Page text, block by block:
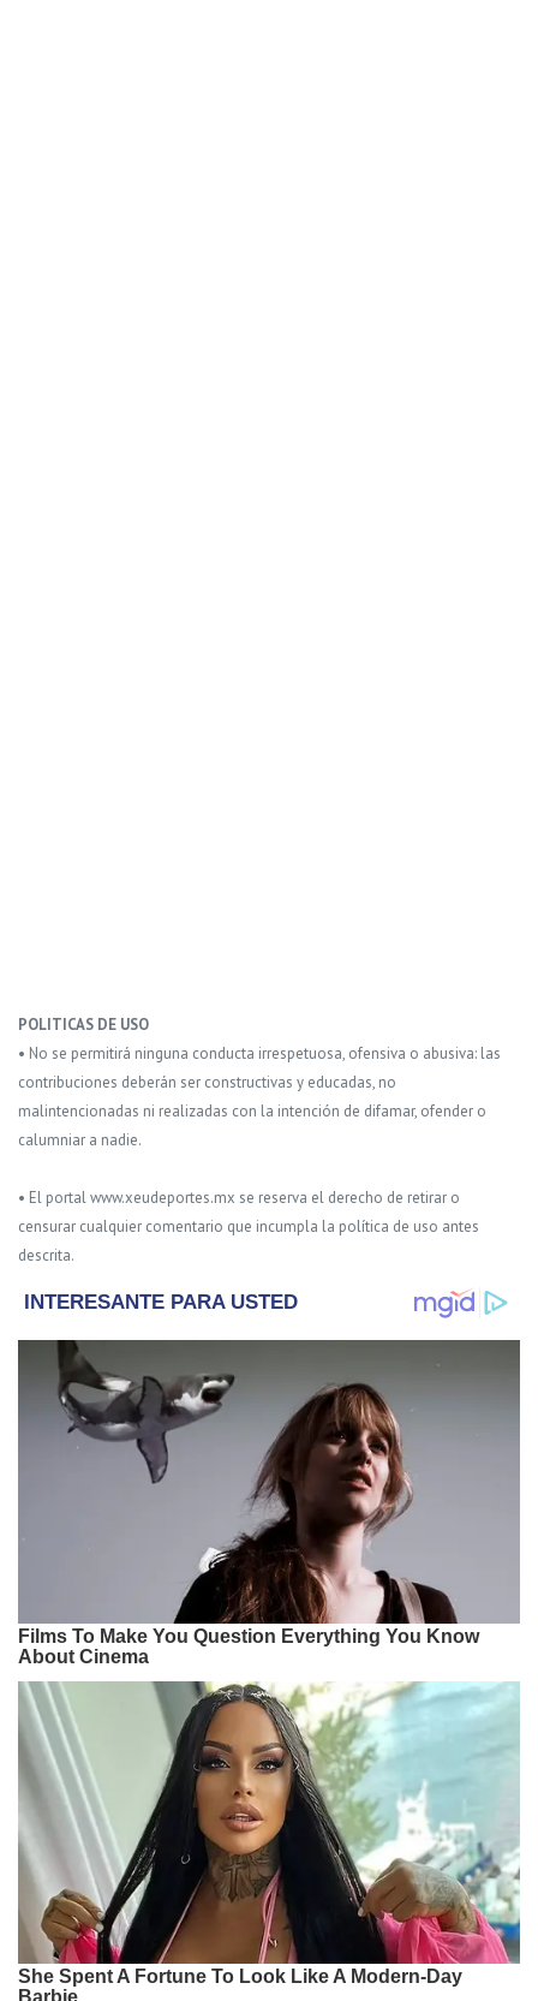
POLITICAS DE USO
• No se permitirá ninguna conducta irrespetuosa, ofensiva o abusiva: las
contribuciones deberán ser constructivas y educadas, no
malintencionadas ni realizadas con la intención de difamar, ofender o
calumniar a nadie.
• El portal www.xeudeportes.mx se reserva el derecho de retirar o
censurar cualquier comentario que incumpla la política de uso antes
descrita.